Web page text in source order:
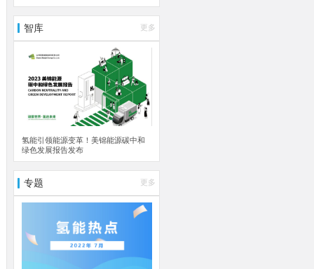
智库 更多
氢能引领能源变革！美锦能源碳中和
绿色发展报告发布
专题 更多